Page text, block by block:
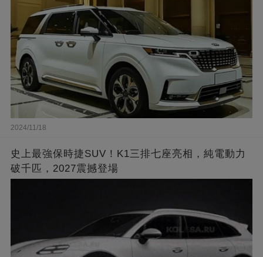
2024/11/18
史上最強保時捷SUV！K1三排七座亮相，純電動力
破千匹，2027震撼登場